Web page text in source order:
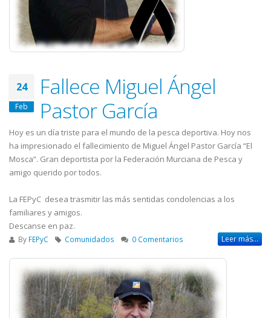
24
Feb
Fallece Miguel Ángel
Pastor García
Hoy es un día triste para el mundo de la pesca deportiva. Hoy nos
ha impresionado el fallecimiento de Miguel Ángel Pastor García “El
Mosca”. Gran deportista por la Federación Murciana de Pesca y
amigo querido por todos.
La FEPyC desea trasmitir las más sentidas condolencias a los
familiares y amigos.
Descanse en paz.
By FEPyC Comunidados 0 Comentarios Leer más...